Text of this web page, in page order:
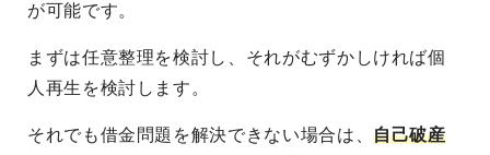
が可能です。
まずは任意整理を検討し、それがむずかしければ個
人再生を検討します。
それでも借金問題を解決できない場合は、自己破産